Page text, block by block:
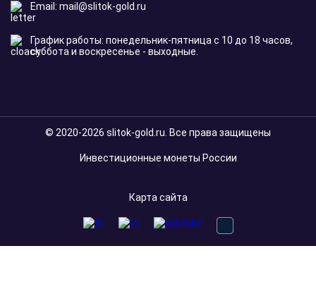
Email: mail@slitok-gold.ru
График работы: понедельник-пятница с 10 до 18 часов,
суббота и воскресенье - выходные.
© 2020-2026 slitok-gold.ru. Все права защищены
Инвестиционные монеты России
Карта сайта